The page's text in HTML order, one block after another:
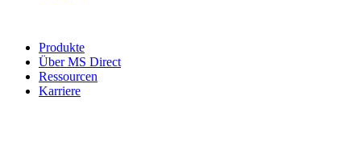
Produkte
Über MS Direct
Ressourcen
Karriere